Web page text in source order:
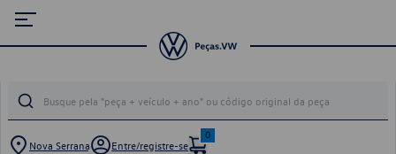
Nova Serrana Entre/registre-se
0